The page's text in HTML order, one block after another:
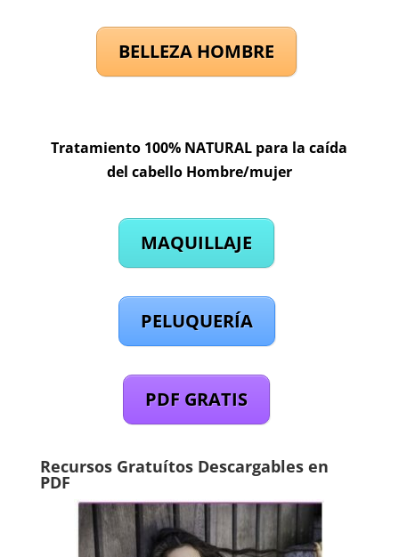
BELLEZA HOMBRE
Tratamiento 100% NATURAL para la caída
del cabello Hombre/mujer
MAQUILLAJE
PELUQUERÍA
PDF GRATIS
Recursos Gratuítos Descargables en
PDF